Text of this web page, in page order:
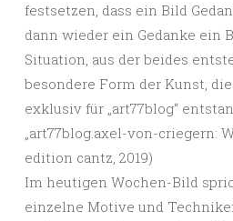
festsetzen, dass ein Bild
dann wieder ein Gedanke ein
Situation, aus der beides
besondere Form der Kunst,
exklusiv für „art77blog“
„art77blog.axel-von-criegern:
edition cantz, 2019)
Im heutigen Wochen-Bild
einzelne Motive und